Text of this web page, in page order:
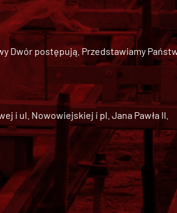
Dwórpostępują. Przedstawiamy
i ul. Nowowiejskiej i pl. Jana Pawła II.